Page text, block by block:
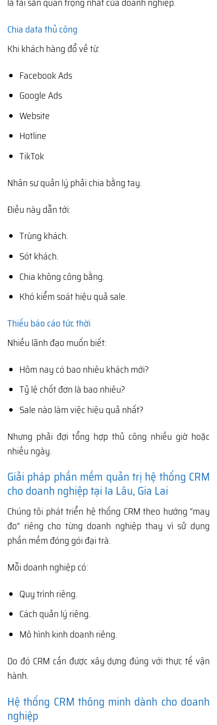
Chia data thủ công
Khi khách hàng đổ về từ:
Facebook Ads
Google Ads
Website
Hotline
TikTok
Nhân sự quản lý phải chia bằng tay.
Điều này dẫn tới:
Trùng khách.
Sót khách.
Chia không công bằng.
Khó kiểm soát hiệu quả sale.
Thiếu báo cáo tức thời
Nhiều lãnh đạo muốn biết:
Hôm nay có bao nhiêu khách mới?
Tỷ lệ chốt đơn là bao nhiêu?
Sale nào làm việc hiệu quả nhất?
Nhưng phải đợi tổng hợp thủ công nhiều giờ hoặc
nhiều ngày.
Giải pháp phần mềm quản trị hệ thống CRM
cho doanh nghiệp tại Ia Lâu, Gia Lai
Chúng tôi phát triển hệ thống CRM theo hướng “may
đo” riêng cho từng doanh nghiệp thay vì sử dụng
phần mềm đóng gói đại trà.
Mỗi doanh nghiệp có:
Quy trình riêng.
Cách quản lý riêng.
Mô hình kinh doanh riêng.
Do đó CRM cần được xây dựng đúng với thực tế vận
hành.
Hệ thống CRM thông minh dành cho doanh
nghiệp